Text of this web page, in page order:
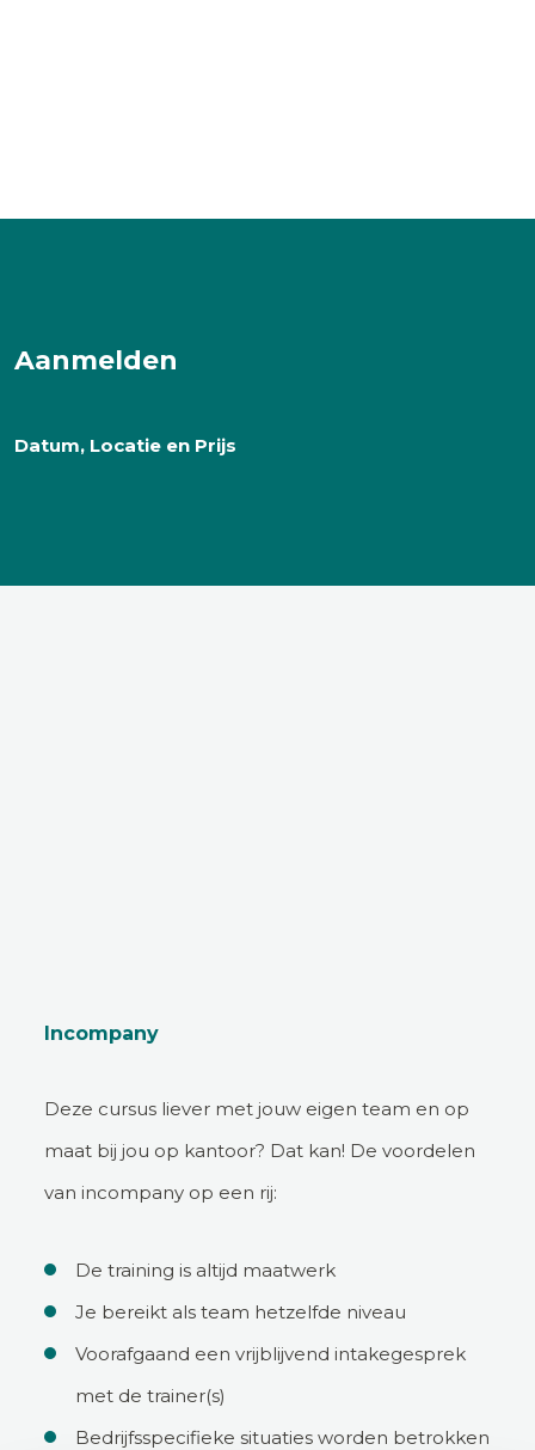
Aanmelden
Datum, Locatie en Prijs
Incompany
Deze cursus liever met jouw eigen team en op
maat bij jou op kantoor? Dat kan! De voordelen
van incompany op een rij:
De training is altijd maatwerk
Je bereikt als team hetzelfde niveau
Voorafgaand een vrijblijvend intakegesprek
met de trainer(s)
Bedrijfsspecifieke situaties worden betrokken